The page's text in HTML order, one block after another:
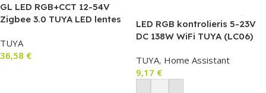
GL LED RGB+CCT 12-54V
Zigbee 3.0 TUYA LED lentes
TUYA
36,58 €
LED RGB kontrolieris 5-23V
DC 138W WiFi TUYA (LC06)
TUYA, Home Assistant
9,17 €